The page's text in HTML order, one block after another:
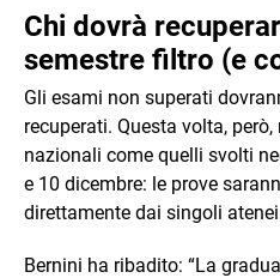
Chi dovrà
semestre filtro (e
Gli esami non superati
recuperati. Questa volta,
nazionali come quelli svolti
e 10 dicembre: le prove
direttamente dai singoli
Bernini ha ribadito: “La